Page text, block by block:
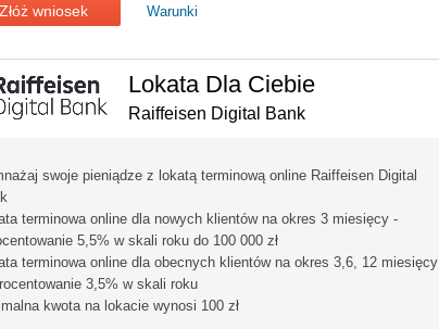
Złóż wniosek Warunki
Lokata Dla Ciebie
Raiffeisen Digital Bank
swoje pieniądze z lokatą terminową online Raiffeisen Digital
terminowa online dla nowych klientów na okres 3 miesięcy -
5,5% w skali roku do 100 000 zł
terminowa online dla obecnych klientów na okres 3,6, 12 miesięcy
3,5% w skali roku
kwota na lokacie wynosi 100 zł